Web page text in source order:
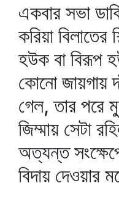
একবার সভা
করিয়া বিলাতের
হউক বা বিরূপ
কোনো জায়গায়
গেল, তার পরে
জিম্মায় সেটা
অত্যন্ত
বিদায় দেওয়ার